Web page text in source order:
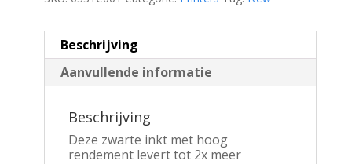
Beschrijving
Aanvullende informatie
Beschrijving
Deze zwarte inkt met hoog
rendement levert tot 2x meer